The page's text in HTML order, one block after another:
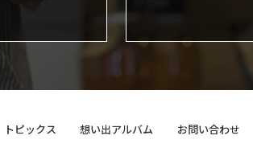
トピックス 想い出アルバム お問い合わせ